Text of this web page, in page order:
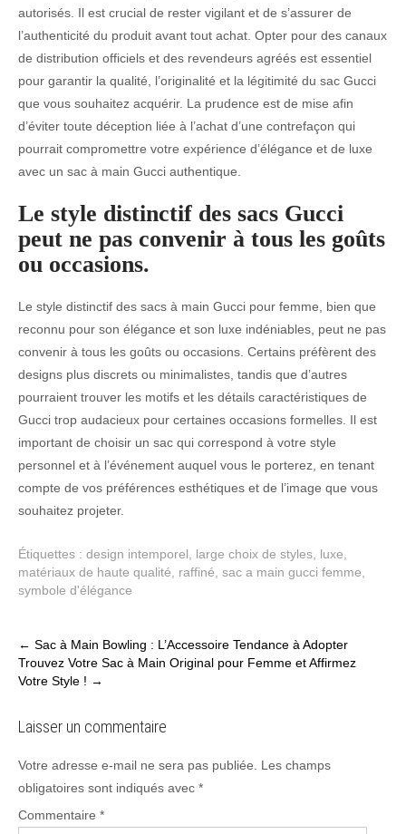
autorisés. Il est crucial de rester vigilant et de s’assurer de
l’authenticité du produit avant tout achat. Opter pour des canaux
de distribution officiels et des revendeurs agréés est essentiel
pour garantir la qualité, l’originalité et la légitimité du sac Gucci
que vous souhaitez acquérir. La prudence est de mise afin
d’éviter toute déception liée à l’achat d’une contrefaçon qui
pourrait compromettre votre expérience d’élégance et de luxe
avec un sac à main Gucci authentique.
Le style distinctif des sacs Gucci
peut ne pas convenir à tous les goûts
ou occasions.
Le style distinctif des sacs à main Gucci pour femme, bien que
reconnu pour son élégance et son luxe indéniables, peut ne pas
convenir à tous les goûts ou occasions. Certains préfèrent des
designs plus discrets ou minimalistes, tandis que d’autres
pourraient trouver les motifs et les détails caractéristiques de
Gucci trop audacieux pour certaines occasions formelles. Il est
important de choisir un sac qui correspond à votre style
personnel et à l’événement auquel vous le porterez, en tenant
compte de vos préférences esthétiques et de l’image que vous
souhaitez projeter.
Étiquettes : design intemporel large choix de styles luxe
matériaux de haute qualité
raffiné sac a main gucci femme
symbole d'élégance
Post
navigation
← Sac à Main Bowling : L’Accessoire Tendance à Adopter
Trouvez Votre Sac à Main Original pour Femme et Affirmez
Votre Style ! →
Laisser un commentaire
Votre adresse e-mail ne sera pas publiée.
Les champs
obligatoires sont indiqués avec *
Commentaire *